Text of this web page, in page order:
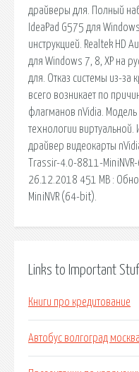
драйверы для. Полный
IdeaPad G575 для
инструкцией. Realtek HD
для Windows 7, 8, XP на
для. Отказ системы из-за
всего возникает по
флагманов nVidia. Модель
технологии виртуальной.
драйвер видеокарты
Trassir-4.0-8811-
26.12.2018 451 MB :
MiniNVR (64-bit).
Links to Important
Книги про кредитование
Автобус волгоград